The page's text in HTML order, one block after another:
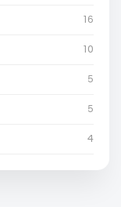
16
10
5
5
4